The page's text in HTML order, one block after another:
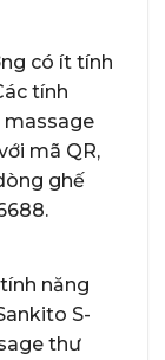
có ít tính
tính
massage
mã QR,
ghế
năng
S-
thư